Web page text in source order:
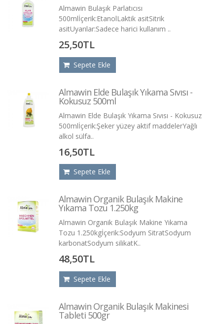
Almawin Bulaşık Parlatıcısı
500mlİçerik:EtanolLaktik asitSitrik
asitUyarılar:Sadece harici kullanım ..
25,50TL
Sepete Ekle
Almawin Elde Bulaşık Yıkama Sıvısı -
Kokusuz 500ml
Almawin Elde Bulaşık Yıkama Sıvısı - Kokusuz
500mlİçerik:Şeker yüzey aktif maddelerYağlı
alkol sülfa..
16,50TL
Sepete Ekle
Almawin Organik Bulaşık Makine
Yıkama Tozu 1.250kg
Almawin Organik Bulaşık Makine Yıkama
Tozu 1.250kgİçerik:Sodyum SitratSodyum
karbonatSodyum silikatK..
48,50TL
Sepete Ekle
Almawin Organik Bulaşık Makinesi
Tableti 500gr